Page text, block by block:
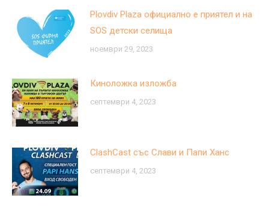
Plovdiv Plaza официално е приятел и на
SOS детски селища
ноември 29, 2023
Киноложка изложба
септември 4, 2023
ClashCast със Слави и Папи Ханс
септември 4, 2023